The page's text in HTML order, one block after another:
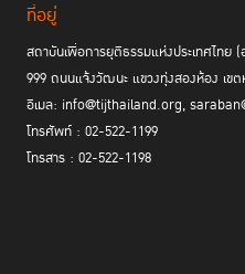
ที่อยู่
สถาบันเพื่อการยุติธรรมแห่งประเทศไทย
999 ถนนแจ้งวัฒนะ แขวงทุ่งสองห้อง เข
อีเมล: info@tijthailand.org,
โทรศัพท์ : 02-522-1199
โทรสาร : 02-522-1198